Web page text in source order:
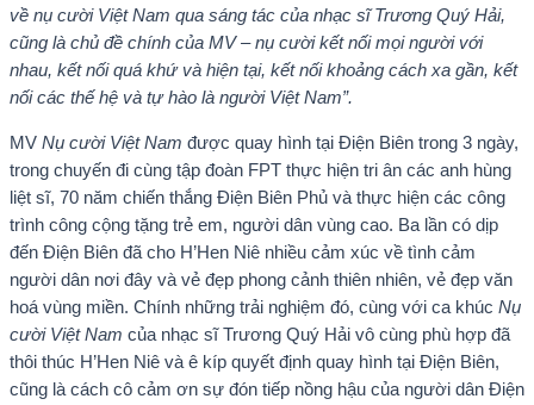
về nụ cười Việt Nam qua sáng tác của nhạc sĩ Trương Quý Hải,
cũng là chủ đề chính của MV – nụ cười kết nối mọi người với
nhau, kết nối quá khứ và hiện tại, kết nối khoảng cách xa gần, kết
nối các thế hệ và tự hào là người Việt Nam”.
MV Nụ cười Việt Nam được quay hình tại Điện Biên trong 3 ngày,
trong chuyến đi cùng tập đoàn FPT thực hiện tri ân các anh hùng
liệt sĩ, 70 năm chiến thắng Điện Biên Phủ và thực hiện các công
trình công cộng tặng trẻ em, người dân vùng cao. Ba lần có dịp
đến Điện Biên đã cho H’Hen Niê nhiều cảm xúc về tình cảm
người dân nơi đây và vẻ đẹp phong cảnh thiên nhiên, vẻ đẹp văn
hoá vùng miền. Chính những trải nghiệm đó, cùng với ca khúc Nụ
cười Việt Nam của nhạc sĩ Trương Quý Hải vô cùng phù hợp đã
thôi thúc H’Hen Niê và ê kíp quyết định quay hình tại Điện Biên,
cũng là cách cô cảm ơn sự đón tiếp nồng hậu của người dân Điện